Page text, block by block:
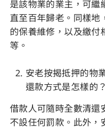
是該物業的業主，可繼
直至百年歸老。同樣地
的保養維修，以及繳付
等。
安老按揭抵押的物
還款方式是怎樣的？
借款人可隨時全數清還
不設任何罰款。此外，